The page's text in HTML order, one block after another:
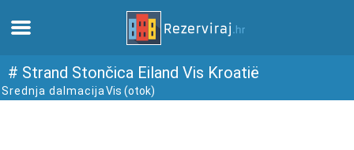
Thuis
# Strand Stončica Eiland Vis Kroatië
Srednja dalmacija Vis (otok)